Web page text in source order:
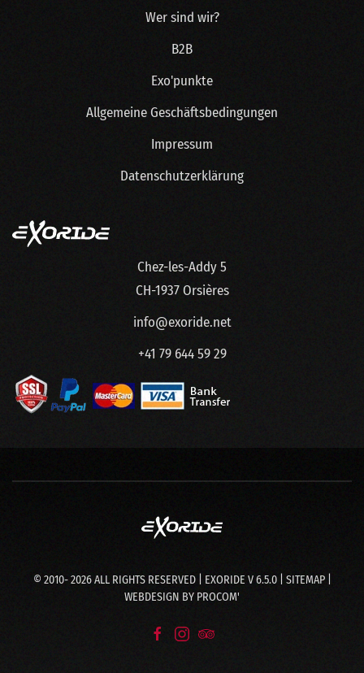
Wer sind wir?
B2B
Exo'punkte
Allgemeine Geschäftsbedingungen
Impressum
Datenschutzerklärung
Chez-les-Addy 5
CH-1937 Orsières
info@exoride.net
+41 79 644 59 29
© 2010-2026ALL RIGHTS RESERVED | EXORIDE V 6.5.0 | SITEMAP|
WEBDESIGN BY PROCOM'